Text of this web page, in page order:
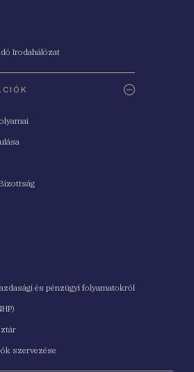
Irodahálózat
és pénzügyi folyamatokról
szervezése